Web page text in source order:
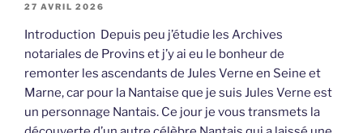
27 AVRIL 2026
Introduction Depuis peu j’étudie les Archives
notariales de Provins et j’y ai eu le bonheur de
remonter les ascendants de Jules Verne en Seine et
Marne, car pour la Nantaise que je suis Jules Verne est
un personnage Nantais. Ce jour je vous transmets la